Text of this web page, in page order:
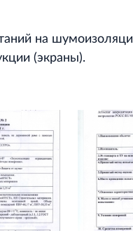
на
(экраны).